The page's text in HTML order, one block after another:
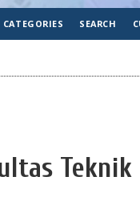
CATEGORIES SEARCH